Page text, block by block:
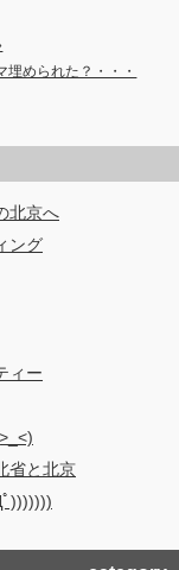
埋められた？・・・
北京へ
ング
ィー
省と北京
)))))))